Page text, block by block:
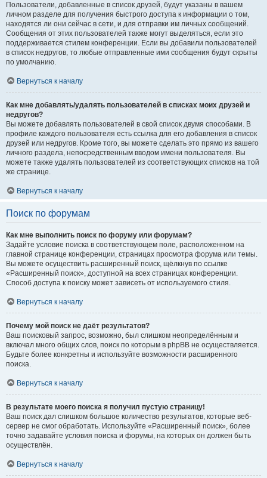
Пользователи, добавленные в список друзей, будут указаны в вашем
личном разделе для получения быстрого доступа к информации о том,
находятся ли они сейчас в сети, и для отправки им личных сообщений.
Сообщения от этих пользователей также могут выделяться, если это
поддерживается стилем конференции. Если вы добавили пользователей
в список недругов, то любые отправленные ими сообщения будут скрыты
по умолчанию.
Вернуться к началу
Как мне добавлять/удалять пользователей в списках моих друзей и
недругов?
Вы можете добавлять пользователей в свой список двумя способами. В
профиле каждого пользователя есть ссылка для его добавления в список
друзей или недругов. Кроме того, вы можете сделать это прямо из вашего
личного раздела, непосредственным вводом имени пользователя. Вы
можете также удалять пользователей из соответствующих списков на той
же странице.
Вернуться к началу
Поиск по форумам
Как мне выполнить поиск по форуму или форумам?
Задайте условие поиска в соответствующем поле, расположенном на
главной странице конференции, страницах просмотра форума или темы.
Вы можете осуществить расширенный поиск, щёлкнув по ссылке
«Расширенный поиск», доступной на всех страницах конференции.
Способ доступа к поиску может зависеть от используемого стиля.
Вернуться к началу
Почему мой поиск не даёт результатов?
Ваш поисковый запрос, возможно, был слишком неопределённым и
включал много общих слов, поиск по которым в phpBB не осуществляется.
Будьте более конкретны и используйте возможности расширенного
поиска.
Вернуться к началу
В результате моего поиска я получил пустую страницу!
Ваш поиск дал слишком большое количество результатов, которые веб-
сервер не смог обработать. Используйте «Расширенный поиск», более
точно задавайте условия поиска и форумы, на которых он должен быть
осуществлён.
Вернуться к началу